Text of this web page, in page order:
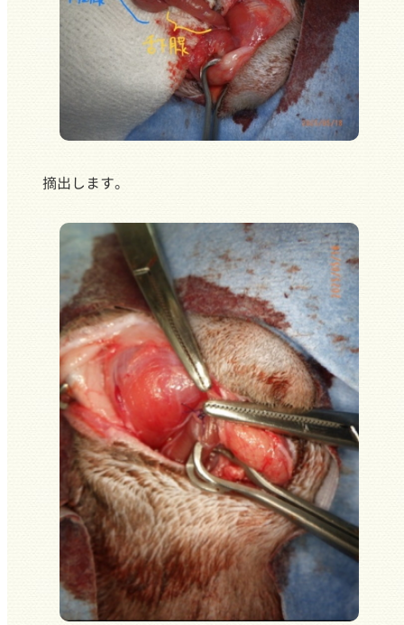
摘出します。